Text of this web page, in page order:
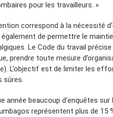
pour les travailleurs. »
correspond à la nécessité
de permettre le
Le Code du travail précise
prendre toute mesure
L’objectif est de limiter les
sûres.
année beaucoup d’enquêtes sur
représentent plus de 15